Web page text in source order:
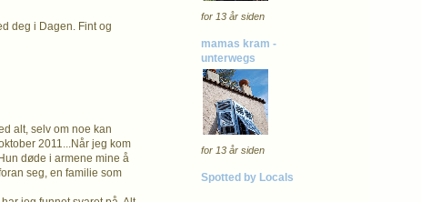
deg i Dagen. Fint og
alt, selv om noe kan
2011...Når jeg kom
døde i armene mine å
seg, en familie som
for 13 år siden
mamas kram -
unterwegs
for 13 år siden
Spotted by Locals